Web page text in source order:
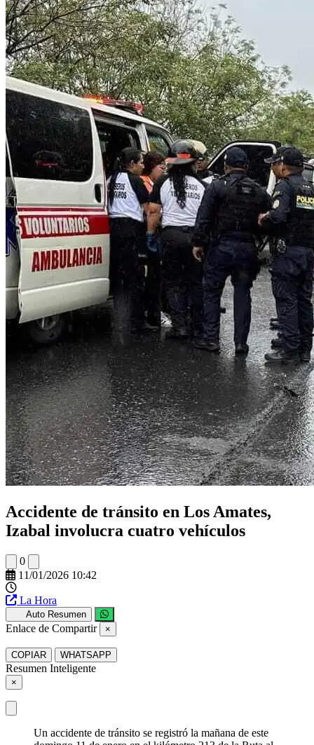
Accidente de tránsito en Los Amates,
Izabal involucra cuatro vehículos
0
11/01/2026 10:42
La Hora
Auto Resumen
Enlace de Compartir ×
COPIAR WHATSAPP
Resumen Inteligente
×
Un accidente de tránsito se registró la mañana de este